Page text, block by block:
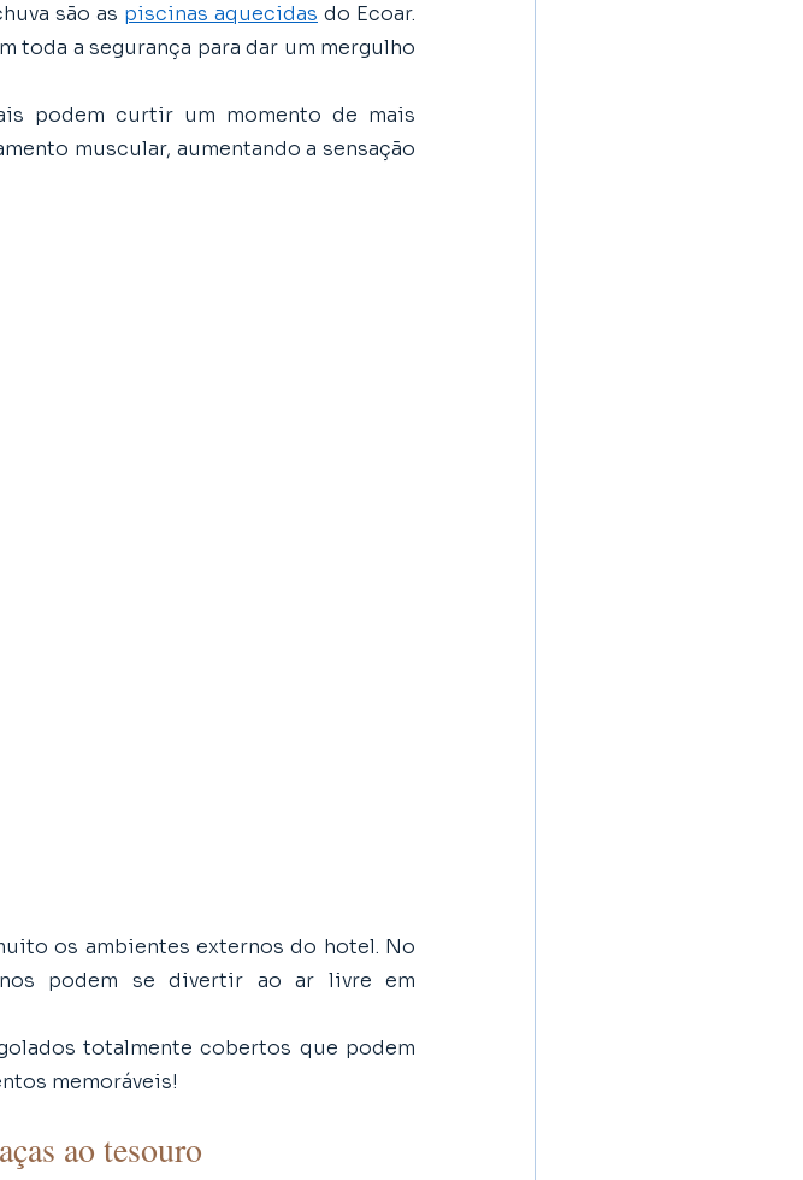
são as piscinas aquecidas do Ecoar.
toda a segurança para dar um mergulho
podem curtir um momento de mais
muscular, aumentando a sensação
os ambientes externos do hotel. No
podem se divertir ao ar livre em
totalmente cobertos que podem
memoráveis!
ao tesouro